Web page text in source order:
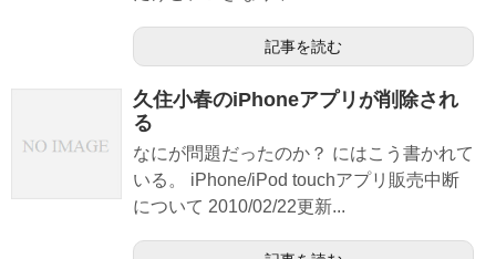
記事を読む
久住小春のiPhoneアプリが削除され
る
なにが問題だったのか？ にはこう書かれて
いる。 iPhone/iPod touchアプリ販売中断
について 2010/02/22更新...